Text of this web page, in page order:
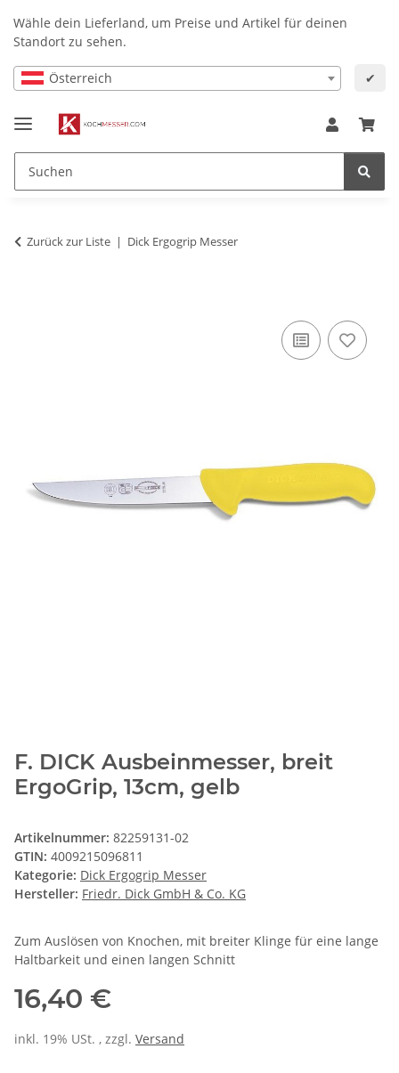
Wähle dein Lieferland, um Preise und Artikel für deinen
Standort zu sehen.
Österreich ✔
Zurück zur Liste Dick Ergogrip Messer
F. DICK Ausbeinmesser, breit
ErgoGrip, 13cm, gelb
Artikelnummer: 82259131-02
GTIN: 4009215096811
Kategorie: Dick Ergogrip Messer
Hersteller: Friedr. Dick GmbH & Co. KG
Zum Auslösen von Knochen, mit breiter Klinge für eine lange
Haltbarkeit und einen langen Schnitt
16,40 €
inkl. 19% USt. , zzgl. Versand